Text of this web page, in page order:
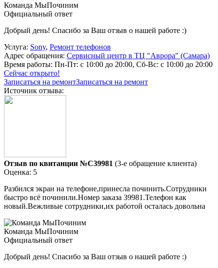
Команда МыПочиним
Официальный ответ
Добрый день! Спасибо за Ваш отзыв о нашей работе :)
Услуга: Sony, Ремонт телефонов
Адрес обращения: Сервисный центр в ТЦ "Аврора" (Самара)
Время работы: Пн-Пт: с 10:00 до 20:00, Сб-Вс: с 10:00 до 20:00
Сейчас открыто!
Записаться на ремонтЗаписаться на ремонт
Источник отзыва:
Отзыв по квитанции №C39981 (3-е обращение клиента)
Оценка: 5
Разбился экран на телефоне,принесла починить.Сотрудники
быстро всё починили.Номер заказа 39981.Телефон как
новый.Вежливые сотрудники,их работой осталась довольна
Команда МыПочиним
Официальный ответ
Добрый день! Спасибо за Ваш отзыв о нашей работе :)